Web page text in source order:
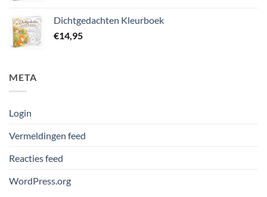
Dichtgedachten Kleurboek
€14,95
META
Login
Vermeldingen feed
Reacties feed
WordPress.org